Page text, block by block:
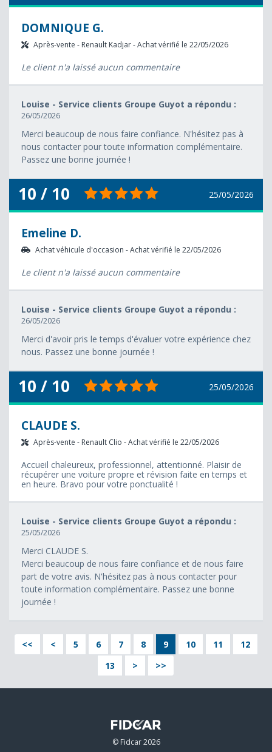
DOMNIQUE G.
Après-vente - Renault Kadjar - Achat vérifié le 22/05/2026
Le client n'a laissé aucun commentaire
Louise - Service clients Groupe Guyot a répondu :
26/05/2026
Merci beaucoup de nous faire confiance. N'hésitez pas à
nous contacter pour toute information complémentaire.
Passez une bonne journée !
10 / 10 25/05/2026
Emeline D.
Achat véhicule d'occasion - Achat vérifié le 22/05/2026
Le client n'a laissé aucun commentaire
Louise - Service clients Groupe Guyot a répondu :
26/05/2026
Merci d'avoir pris le temps d'évaluer votre expérience chez
nous. Passez une bonne journée !
10 / 10 25/05/2026
CLAUDE S.
Après-vente - Renault Clio - Achat vérifié le 22/05/2026
Accueil chaleureux, professionnel, attentionné. Plaisir de
récupérer une voiture propre et révision faite en temps et
en heure. Bravo pour votre ponctualité !
Louise - Service clients Groupe Guyot a répondu :
25/05/2026
Merci CLAUDE S.
Merci beaucoup de nous faire confiance et de nous faire
part de votre avis. N'hésitez pas à nous contacter pour
toute information complémentaire. Passez une bonne
journée !
<< < 5 6 7 8 9 10 11
12
13
> >>
© Fidcar 2026